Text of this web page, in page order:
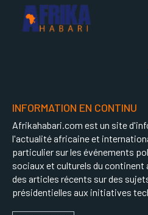
INFORMATION EN CONTINU
Afrikahabari.com est un site
l'actualité africaine et
particulier sur les événements
sociaux et culturels du
des articles récents sur des
présidentielles aux initiatives